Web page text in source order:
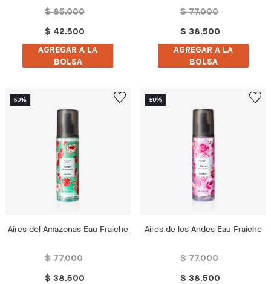
$ 85.000
$ 42.500
AGREGAR A LA
BOLSA
$ 77.000
$ 38.500
AGREGAR A LA
BOLSA
Aires del Amazonas Eau Fraiche
$ 77.000
$ 38.500
Aires de los Andes Eau Fraiche
$ 77.000
$ 38.500